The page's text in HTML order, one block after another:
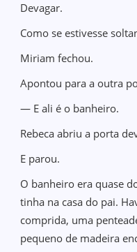
Devagar.
Como se estivesse
Miriam fechou.
Apontou para a outra
— E ali é o banheiro.
Rebeca abriu a porta
E parou.
O banheiro era quase
tinha na casa do pai.
comprida, uma
pequeno de madeira